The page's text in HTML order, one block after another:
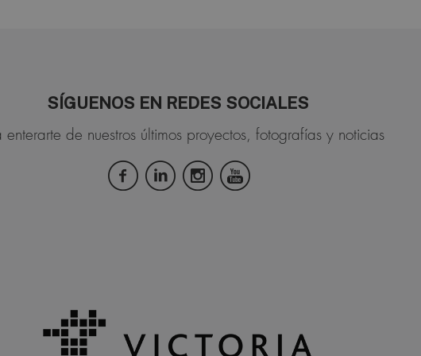
SÍGUENOS EN REDES SOCIALES
de nuestros últimos proyectos, fotografías y noticias